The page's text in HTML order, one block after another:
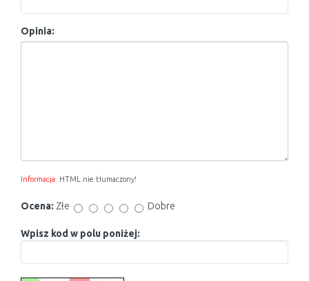
Opinia:
Informacja: HTML nie tłumaczony!
Ocena: Złe Dobre
Wpisz kod w polu poniżej: